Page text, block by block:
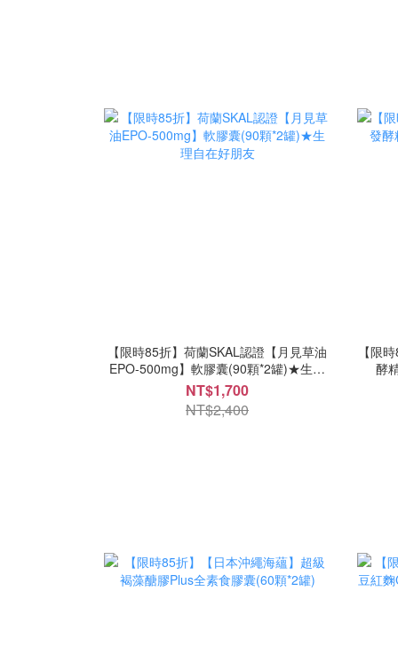
【限時85折】荷蘭SKAL認證【月見草油
EPO-500mg】軟膠囊(90顆*2罐)★生理
自在好朋友
NT$1,700
NT$2,400
【限
酵